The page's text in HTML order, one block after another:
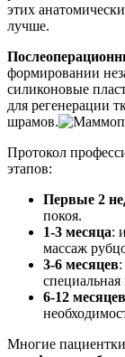
этих
лучше.
формировании
силиконовые
для регенерации
шрамов.
Протокол
этапов:
Первые 2
покоя.
1-3 месяца:
массаж
3-6 месяцев
специальная
6-12 месяцев
Многие